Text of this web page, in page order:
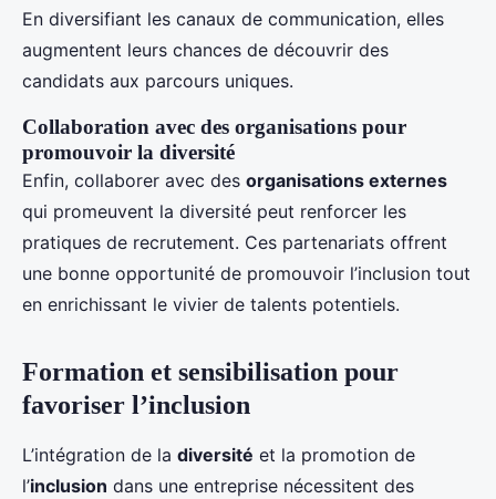
En diversifiant les canaux de communication, elles
augmentent leurs chances de découvrir des
candidats aux parcours uniques.
Collaboration avec des organisations pour
promouvoir la diversité
Enfin, collaborer avec des organisations externes
qui promeuvent la diversité peut renforcer les
pratiques de recrutement. Ces partenariats offrent
une bonne opportunité de promouvoir l’inclusion tout
en enrichissant le vivier de talents potentiels.
Formation et sensibilisation pour
favoriser l’inclusion
L’intégration de la diversité et la promotion de
l’inclusion dans une entreprise nécessitent des